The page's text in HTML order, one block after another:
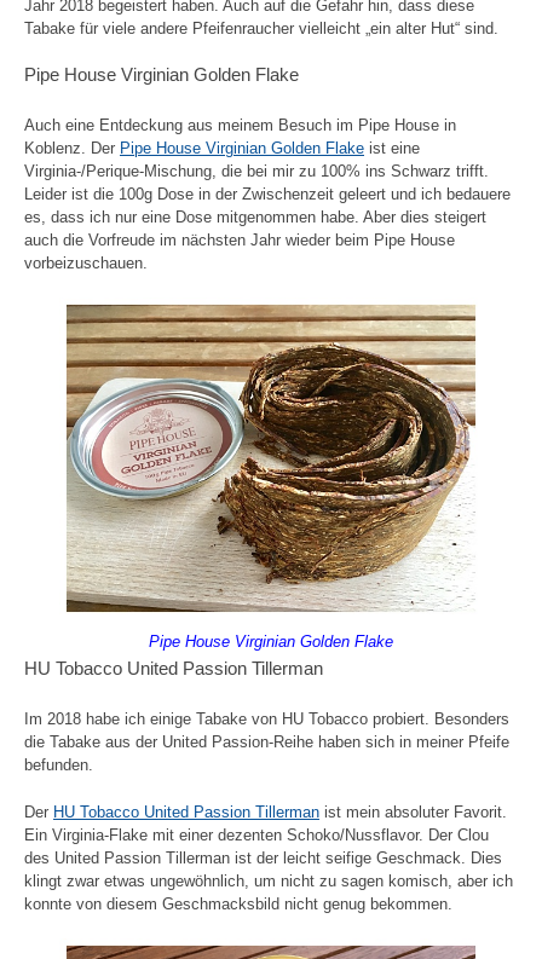
Jahr 2018 begeistert haben. Auch auf die Gefahr hin, dass diese
Tabake für viele andere Pfeifenraucher vielleicht „ein alter Hut“ sind.
Pipe House Virginian Golden Flake
Auch eine Entdeckung aus meinem Besuch im Pipe House in
Koblenz. Der Pipe House Virginian Golden Flake ist eine
Virginia-/Perique-Mischung, die bei mir zu 100% ins Schwarz trifft.
Leider ist die 100g Dose in der Zwischenzeit geleert und ich bedauere
es, dass ich nur eine Dose mitgenommen habe. Aber dies steigert
auch die Vorfreude im nächsten Jahr wieder beim Pipe House
vorbeizuschauen.
Pipe House Virginian Golden Flake
HU Tobacco United Passion Tillerman
Im 2018 habe ich einige Tabake von HU Tobacco probiert. Besonders
die Tabake aus der United Passion-Reihe haben sich in meiner Pfeife
befunden.
Der HU Tobacco United Passion Tillerman ist mein absoluter Favorit.
Ein Virginia-Flake mit einer dezenten Schoko/Nussflavor. Der Clou
des United Passion Tillerman ist der leicht seifige Geschmack. Dies
klingt zwar etwas ungewöhnlich, um nicht zu sagen komisch, aber ich
konnte von diesem Geschmacksbild nicht genug bekommen.